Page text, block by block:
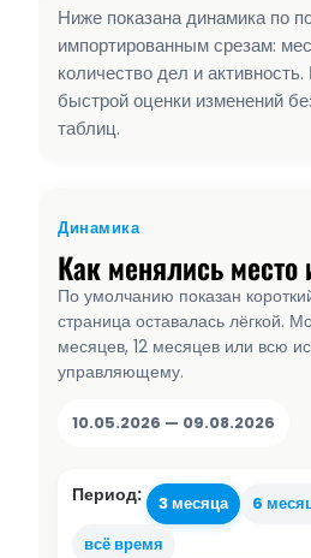
Ниже показана динамика по
импортированным срезам:
количество дел и
быстрой оценки изменений
таблиц.
Динамика
Как менялись место
По умолчанию показан
страница оставалась лёгкой.
месяцев, 12 месяцев или всю
управляющему.
10.05.2026 — 09.08.2026
Период: 3 месяца 6
всё время